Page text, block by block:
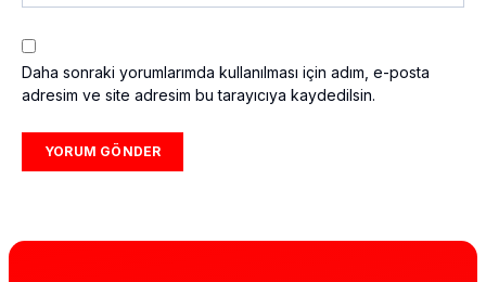
Daha sonraki yorumlarımda kullanılması için adım, e-posta
adresim ve site adresim bu tarayıcıya kaydedilsin.